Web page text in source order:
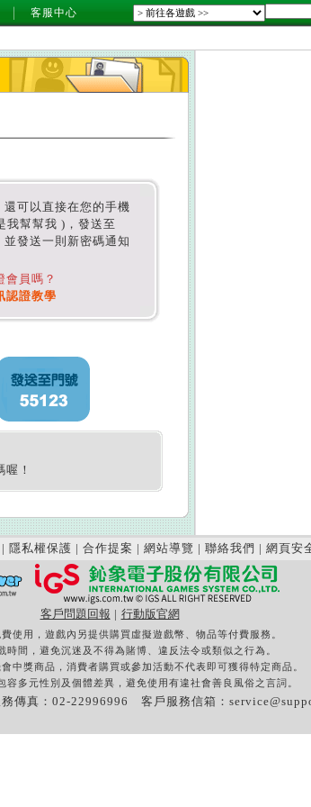
客服中心
可以直接在您的手機
我幫幫我 )，發送至
並發送一則新密碼通知
員嗎？
認證教學
！
| 隱私權保護 | 合作提案 | 網站導覽 | 聯絡我們 | 網頁安
客戶問題回報 | 行動版官網
使用，遊戲內另提供購買虛擬遊戲幣、物品等付費服務。
時間，避免沉迷及不得為賭博、違反法令或類似之行為。
中獎商品，消費者購買或參加活動不代表即可獲得特定商品。
多元性別及個體差異，避免使用有違社會善良風俗之言詞。
傳真：02-22996996 客戶服務信箱：